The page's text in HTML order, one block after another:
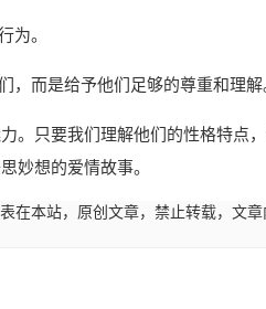
为。
，而是给予他们足够的尊重和理解
。只要我们理解他们的性格特点
妙想的爱情故事。
本站，原创文章，禁止转载，文章